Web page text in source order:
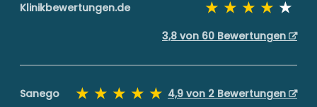
Klinikbewertungen.de
3,8 von 60 Bewertungen
Sanego 4,9 von 2 Bewertungen